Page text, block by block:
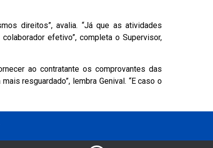
direitos”, avalia. “Já que as atividades
efetivo”, completa o Supervisor,
ao contratante os comprovantes das
resguardado”, lembra Genival. “E caso o